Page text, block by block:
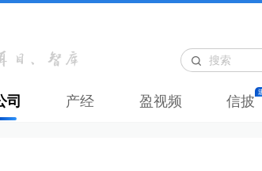
司 产经 盈视频 信披